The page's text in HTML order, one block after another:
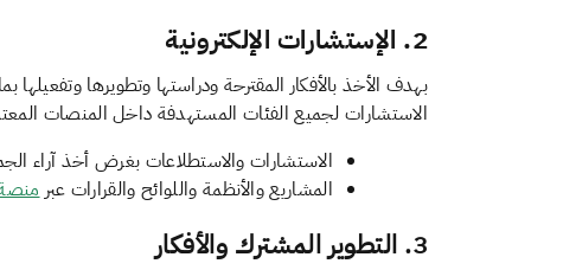
2. الإستشارات الإلكترونية
بهدف الأخذ بالأفكار المقترحة ودراستها وتطويرها وتفعيلها
الاستشارات لجميع الفئات المستهدفة داخل المنصات
الاستشارات والاستطلاعات بغرض أخذ آراء
المشاريع والأنظمة واللوائح والقرارات عبر
3. التطوير المشترك والأفكار